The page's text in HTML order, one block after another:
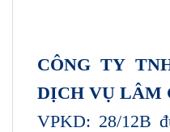
CÔNG TY
DỊCH VỤ LÂM
VPKD: 28/12B